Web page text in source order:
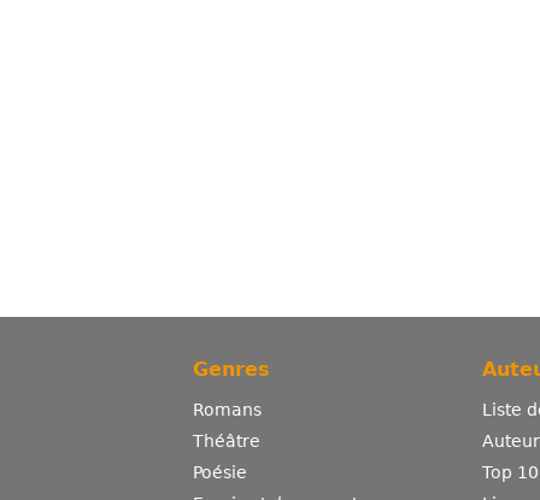
Genres
Romans
Théâtre
Poésie
Liste
Top